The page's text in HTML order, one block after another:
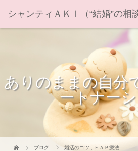
シャンティＡＫＩ（“結婚”の相
ありのままの自分
ートナー
ブログ 婚活のコツ ＦＡＰ療法